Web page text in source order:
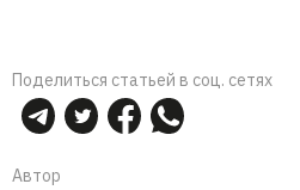
Поделиться статьей в соц. сетях
Автор